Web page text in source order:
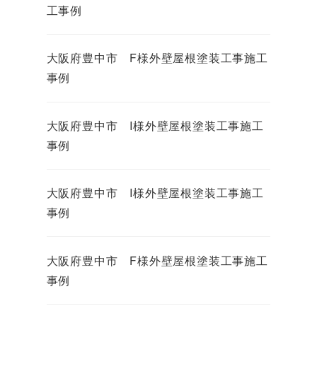
工事例
大阪府豊中市 F様外壁屋根塗装工事施工
事例
大阪府豊中市 I様外壁屋根塗装工事施工
事例
大阪府豊中市 I様外壁屋根塗装工事施工
事例
大阪府豊中市 F様外壁屋根塗装工事施工
事例